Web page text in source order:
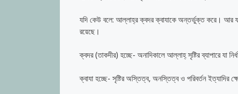
যদি কেউ বলে: আল্লাহ্‌র ক্বদর ক্বাযাকে অন্তর্ভুক্ত করে। আর
রয়েছে।
ক্বদর (তাকদীর) হচ্ছে- অনাদিকালে আল্লাহ্‌ সৃষ্টির ব্যাপারে যা
ক্বাযা হচ্ছে- সৃষ্টির অস্তিত্ব, অনস্তিত্ব ও পরিবর্তন ইত্যাদির